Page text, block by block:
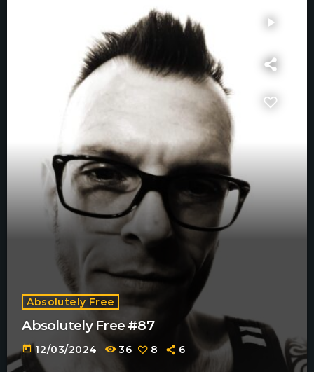
play_arrow
Absolutely Free
Absolutely Free #87
today 12/03/2024 36 8 6